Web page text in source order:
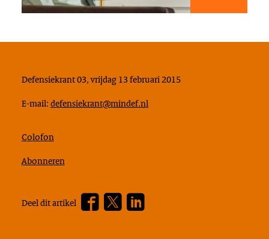
Defensiekrant 03, vrijdag 13 februari 2015
E-mail: defensiekrant@mindef.nl
Colofon
Abonneren
Deel dit artikel
Facebook
Twitter???
footer.linkedin.label???